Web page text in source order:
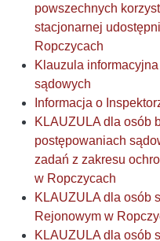
powszechnych
stacjonarnej
Ropczycach
Klauzula
sądowych
Informacja o
KLAUZULA dla osób
postępowaniach
zadań z zakresu
w Ropczycach
KLAUZULA dla osób
Rejonowym w
KLAUZULA dla osób